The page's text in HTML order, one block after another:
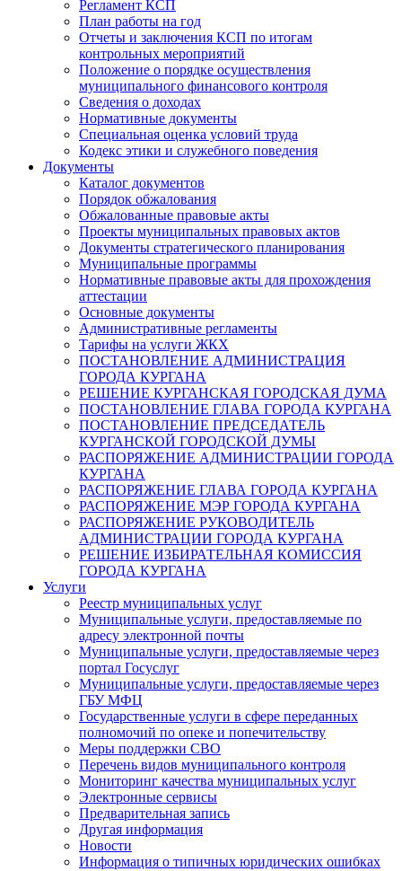
Регламент КСП
План работы на год
Отчеты и заключения КСП по итогам
контрольных мероприятий
Положение о порядке осуществления
муниципального финансового контроля
Сведения о доходах
Нормативные документы
Специальная оценка условий труда
Кодекс этики и служебного поведения
Документы
Каталог документов
Порядок обжалования
Обжалованные правовые акты
Проекты муниципальных правовых актов
Документы стратегического планирования
Муниципальные программы
Нормативные правовые акты для прохождения
аттестации
Основные документы
Административные регламенты
Тарифы на услуги ЖКХ
ПОСТАНОВЛЕНИЕ АДМИНИСТРАЦИЯ
ГОРОДА КУРГАНА
РЕШЕНИЕ КУРГАНСКАЯ ГОРОДСКАЯ ДУМА
ПОСТАНОВЛЕНИЕ ГЛАВА ГОРОДА КУРГАНА
ПОСТАНОВЛЕНИЕ ПРЕДСЕДАТЕЛЬ
КУРГАНСКОЙ ГОРОДСКОЙ ДУМЫ
РАСПОРЯЖЕНИЕ АДМИНИСТРАЦИИ ГОРОДА
КУРГАНА
РАСПОРЯЖЕНИЕ ГЛАВА ГОРОДА КУРГАНА
РАСПОРЯЖЕНИЕ МЭР ГОРОДА КУРГАНА
РАСПОРЯЖЕНИЕ РУКОВОДИТЕЛЬ
АДМИНИСТРАЦИИ ГОРОДА КУРГАНА
РЕШЕНИЕ ИЗБИРАТЕЛЬНАЯ КОМИССИЯ
ГОРОДА КУРГАНА
Услуги
Реестр муниципальных услуг
Муниципальные услуги, предоставляемые по
адресу электронной почты
Муниципальные услуги, предоставляемые через
портал Госуслуг
Муниципальные услуги, предоставляемые через
ГБУ МФЦ
Государственные услуги в сфере переданных
полномочий по опеке и попечительству
Меры поддержки СВО
Перечень видов муниципального контроля
Мониторинг качества муниципальных услуг
Электронные сервисы
Предварительная запись
Другая информация
Новости
Информация о типичных юридических ошибках